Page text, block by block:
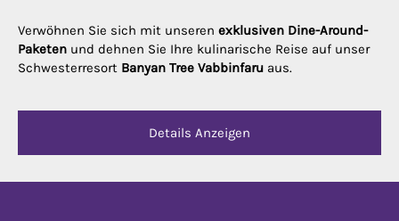
Verwöhnen Sie sich mit unseren exklusiven Dine-Around-
Paketen und dehnen Sie Ihre kulinarische Reise auf unser
Schwesterresort Banyan Tree Vabbinfaru aus.
Details Anzeigen